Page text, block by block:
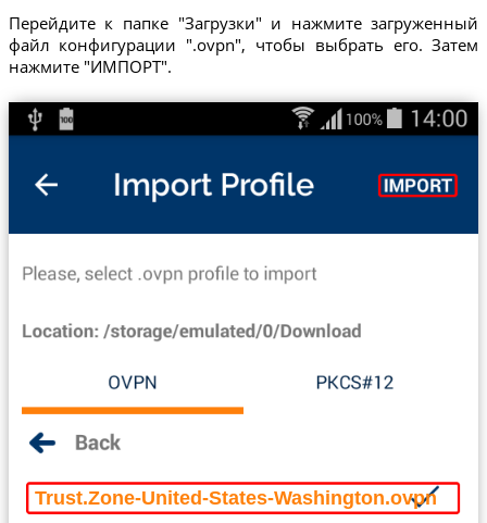
Перейдите к папке "Загрузки" и нажмите загруженный
файл конфигурации ".ovpn", чтобы выбрать его. Затем
нажмите "ИМПОРТ".
Trust.Zone-United-States-Washington.ovpn